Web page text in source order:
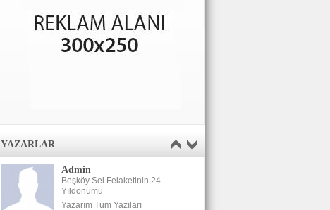
YAZARLAR
Admin
Beşköy Sel Felaketinin 24.
Yıldönümü
Yazarım Tüm Yazıları